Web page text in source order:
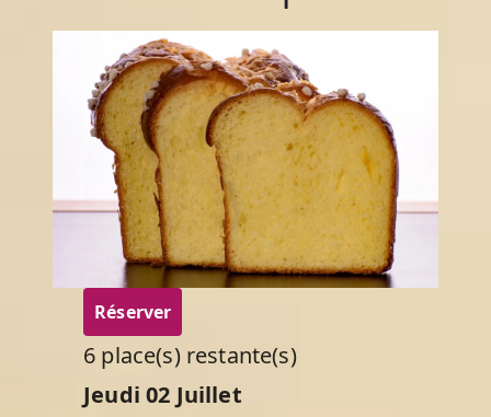
Réserver
6 place(s) restante(s)
Jeudi 02 Juillet